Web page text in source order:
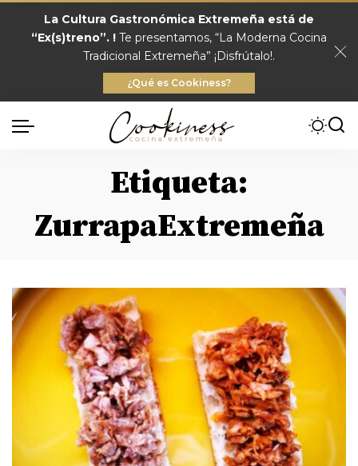
La Cultura Gastronómica Extremeña está de
“Ex(s)treno”. ! Te presentamos, “La Moderna Cocina
Tradicional Extremeña” ¡Disfrútalo!.
¿Qué es Cookiness?
Etiqueta:
ZurrapaExtremeña